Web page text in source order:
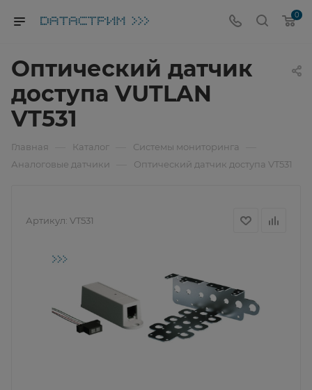
0
Оптический датчик
доступа VUTLAN
VT531
Главная Каталог Системы мониторинга
Аналоговые датчики Оптический датчик доступа VT531
Артикул: VT531